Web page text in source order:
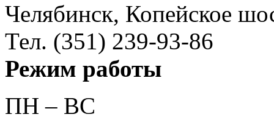
Челябинск, Копейское
Тел. (351) 239-93-86
Режим работы
ПН – ВС